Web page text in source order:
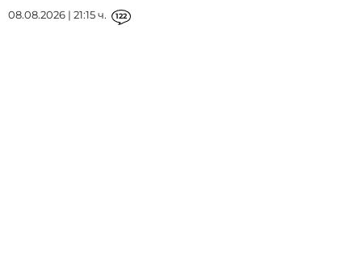
08.08.2026 | 21:15 ч. 122